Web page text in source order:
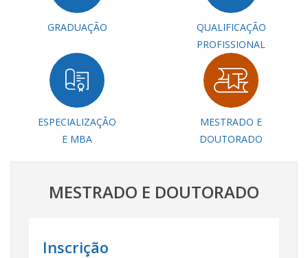
GRADUAÇÃO
QUALIFICAÇÃO
PROFISSIONAL
ESPECIALIZAÇÃO
E MBA
MESTRADO E
DOUTORADO
MESTRADO E DOUTORADO
Inscrição